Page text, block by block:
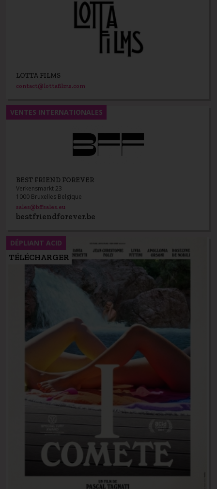
LOTTA FILMS
contact@lottafilms.com
BEST FRIEND FOREVER
Verkensmarkt 23
1000 Bruxelles Belgique
sales@bffsales.eu
bestfriendforever.be
VENTES INTERNATIONALES
TÉLÉCHARGER
DÉPLIANT ACID